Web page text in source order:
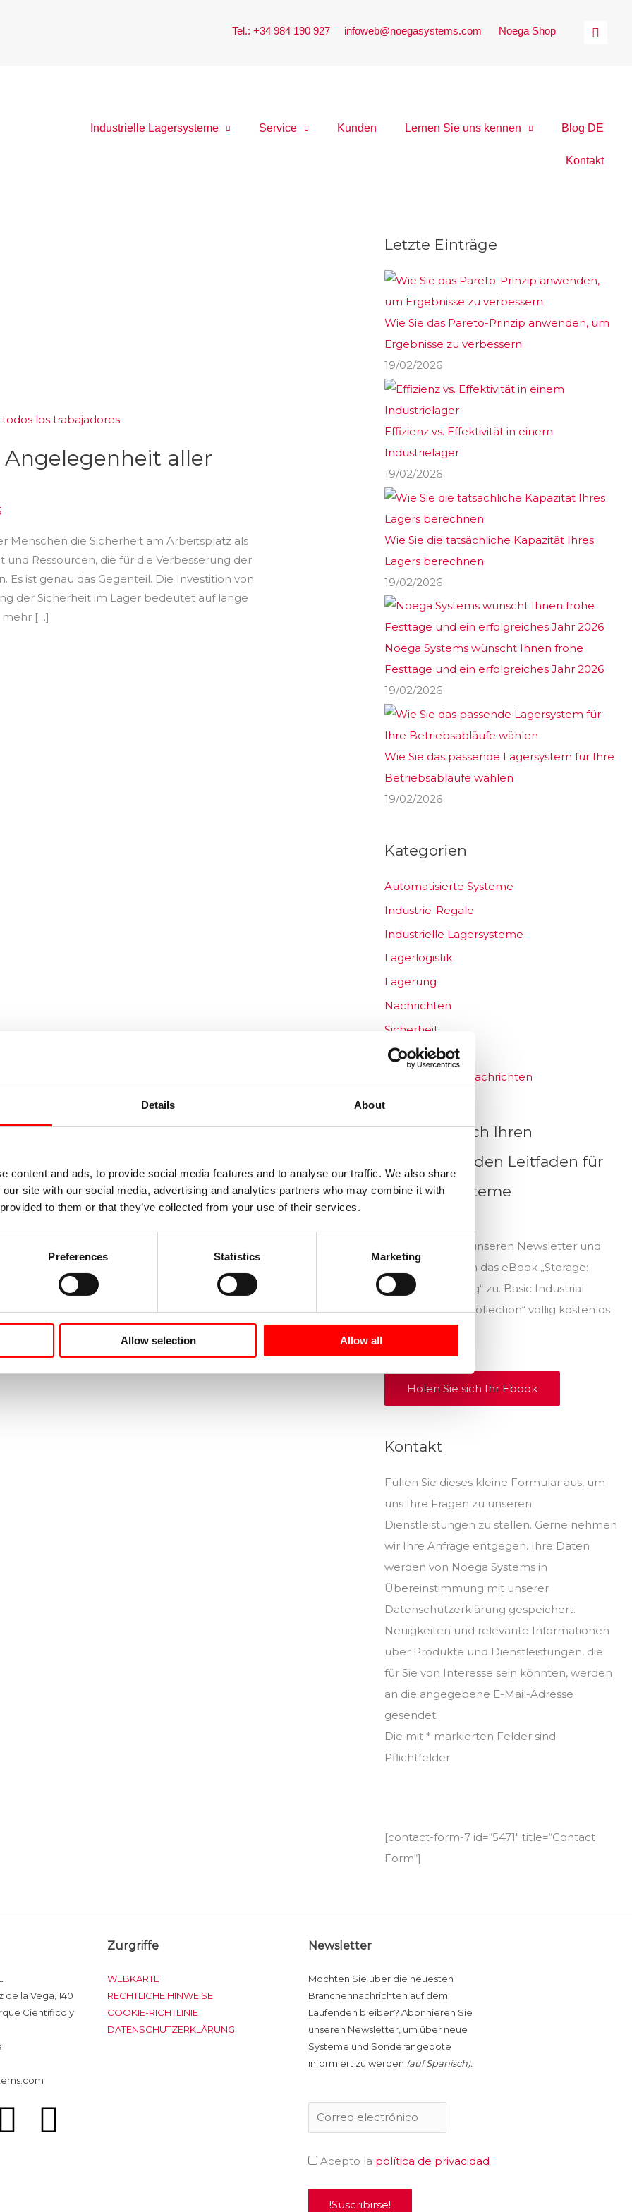
Details About
content and ads, to provide social media features and to analyse our traffic. We also share
site with our social media, advertising and analytics partners who may combine it with
to them or that they’ve collected from your use of their services.
Preferences Statistics Marketing
Allow selection Allow all
Tel.: +34 984 190 927 infoweb@noegasystems.com Noega Shop
Industrielle Lagersysteme Service Kunden Lernen Sie uns kennen Blog DE
Kontakt
aller
Menschen die Sicherheit am Arbeitsplatz als
Ressourcen, die für die Verbesserung der
ist genau das Gegenteil. Die Investition von
der Sicherheit im Lager bedeutet auf lange
mehr […]
Letzte Einträge
Wie Sie das Pareto-Prinzip anwenden, um
Ergebnisse zu verbessern
19/02/2026
Effizienz vs. Effektivität in einem
Industrielager
19/02/2026
Wie Sie die tatsächliche Kapazität Ihres
Lagers berechnen
19/02/2026
Noega Systems wünscht Ihnen frohe
Festtage und ein erfolgreiches Jahr 2026
19/02/2026
Wie Sie das passende Lagersystem für Ihre
Betriebsabläufe wählen
19/02/2026
Kategorien
Automatisierte Systeme
Industrie-Regale
Industrielle Lagersysteme
Lagerlogistik
Lagerung
Nachrichten
Sicherheit
Sicherheit
Unternehmensnachrichten
Holen Sie sich Ihren
grundlegenden Leitfaden für
Speichersysteme
Abonnieren Sie unseren Newsletter und
wir senden Ihnen das eBook „Storage:
Industrial Racking“ zu. Basic Industrial
Storage Guides Collection“ völlig kostenlos
Holen Sie sich Ihr Ebook
Kontakt
Füllen Sie dieses kleine Formular aus, um
uns Ihre Fragen zu unseren
Dienstleistungen zu stellen. Gerne nehmen
wir Ihre Anfrage entgegen. Ihre Daten
werden von Noega Systems in
Übereinstimmung mit unserer
Datenschutzerklärung gespeichert.
Neuigkeiten und relevante Informationen
über Produkte und Dienstleistungen, die
für Sie von Interesse sein könnten, werden
an die angegebene E-Mail-Adresse
gesendet.
Die mit * markierten Felder sind
Pflichtfelder.
[contact-form-7 id=“5471″ title=“Contact
Form“]
de la Vega, 140
Científico y
L
Y
Zurgriffe
WEBKARTE
RECHTLICHE HINWEISE
COOKIE-RICHTLINIE
DATENSCHUTZERKLÄRUNG
Newsletter
Möchten Sie über die neuesten
Branchennachrichten auf dem
Laufenden bleiben? Abonnieren Sie
unseren Newsletter, um über neue
Systeme und Sonderangebote
informiert zu werden (auf Spanisch).
Acepto la política de privacidad